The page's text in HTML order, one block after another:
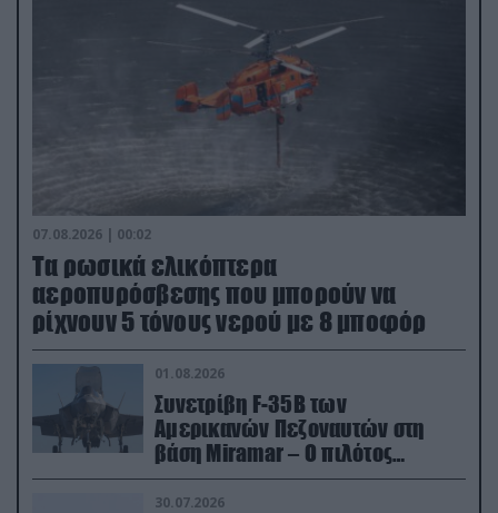
07.08.2026 | 00:02
Τα ρωσικά ελικόπτερα
αεροπυρόσβεσης που μπορούν να
ρίχνουν 5 τόνους νερού με 8 μποφόρ
01.08.2026
Συνετρίβη F-35B των
Αμερικανών Πεζοναυτών στη
βάση Miramar – Ο πιλότος
εκτινάχθηκε εγκαίρως
30.07.2026